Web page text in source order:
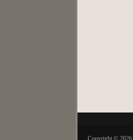
Copyright © 2026